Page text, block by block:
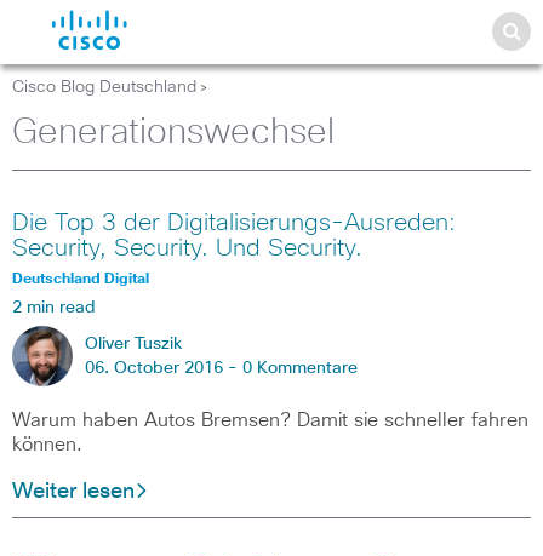
Cisco Blog Deutschland >
Generationswechsel
Die Top 3 der Digitalisierungs-Ausreden:
Security, Security. Und Security.
Deutschland Digital
2 min read
Oliver Tuszik
06. October 2016 - 0 Kommentare
Warum haben Autos Bremsen? Damit sie schneller fahren
können.
Weiter lesen